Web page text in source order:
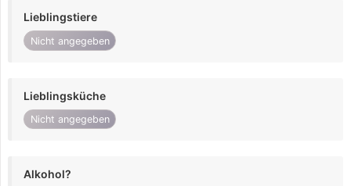
Lieblingstiere
Nicht angegeben
Lieblingsküche
Nicht angegeben
Alkohol?